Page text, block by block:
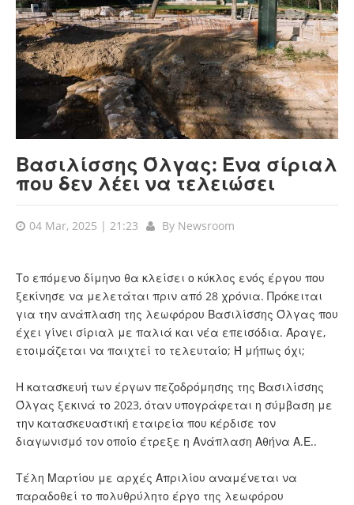
Βασιλίσσης Όλγας: Ένα σίριαλ
που δεν λέει να τελειώσει
04 Mar, 2025 | 21:23 By Newsroom
Το επόμενο δίμηνο θα κλείσει ο κύκλος ενός έργου που
ξεκίνησε να μελετάται πριν από 28 χρόνια. Πρόκειται
για την ανάπλαση της λεωφόρου Βασιλίσσης Όλγας που
έχει γίνει σίριαλ με παλιά και νέα επεισόδια. Άραγε,
ετοιμάζεται να παιχτεί το τελευταίο; Ή μήπως όχι;
Η κατασκευή των έργων πεζοδρόμησης της Βασιλίσσης
Όλγας ξεκινά το 2023, όταν υπογράφεται η σύμβαση με
την κατασκευαστική εταιρεία που κέρδισε τον
διαγωνισμό τον οποίο έτρεξε η Ανάπλαση Αθήνα Α.Ε..
Τέλη Μαρτίου με αρχές Απριλίου αναμένεται να
παραδοθεί το πολυθρύλητο έργο της λεωφόρου